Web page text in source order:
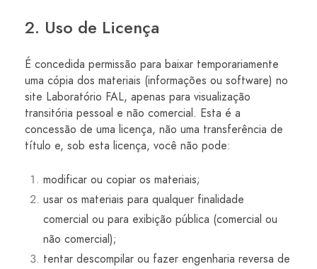
2. Uso de Licença
É concedida permissão para baixar temporariamente
uma cópia dos materiais (informações ou software) no
site Laboratório FAL, apenas para visualização
transitória pessoal e não comercial. Esta é a
concessão de uma licença, não uma transferência de
título e, sob esta licença, você não pode:
modificar ou copiar os materiais;
usar os materiais para qualquer finalidade
comercial ou para exibição pública (comercial ou
não comercial);
tentar descompilar ou fazer engenharia reversa de